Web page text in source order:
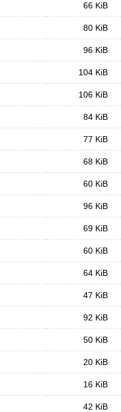
66 KiB
80 KiB
96 KiB
104 KiB
106 KiB
84 KiB
77 KiB
68 KiB
60 KiB
96 KiB
69 KiB
60 KiB
64 KiB
47 KiB
92 KiB
50 KiB
20 KiB
16 KiB
42 KiB